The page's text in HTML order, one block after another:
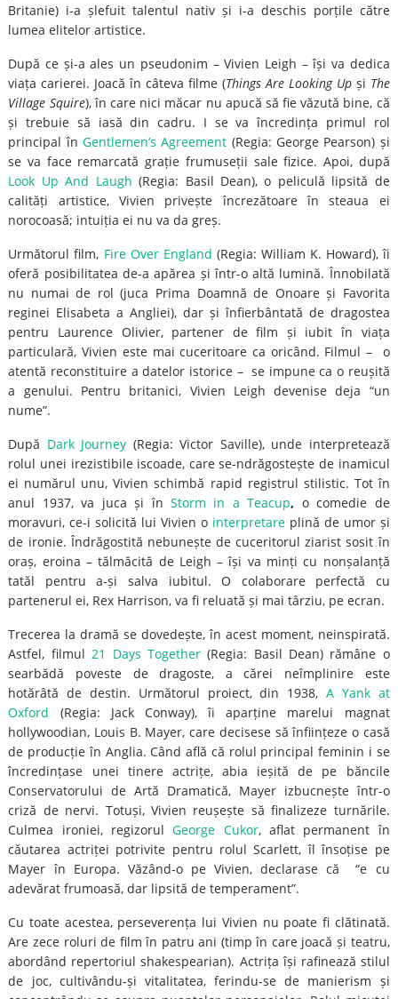
Britanie) i-a șlefuit talentul nativ și i-a deschis porțile către
lumea elitelor artistice.
După ce și-a ales un pseudonim – Vivien Leigh – își va dedica
viața carierei. Joacă în câteva filme (Things Are Looking Upși The
Village Squire), în care nici măcar nu apucă să fie văzută bine, că
și trebuie să iasă din cadru. I se va încredința primul rol
principal înGentlemen’s Agreement (Regia: George Pearson) și
se va face remarcată grație frumuseții sale fizice. Apoi, după
Look Up And Laugh (Regia: Basil Dean), o peliculă lipsită de
calități artistice, Vivien privește încrezătoare în steaua ei
norocoasă; intuiția ei nu va da greș.
Următorul film, Fire Over England (Regia: William K. Howard), îi
oferă posibilitatea de-a apărea și într-o altă lumină. Înnobilată
nu numai de rol (juca Prima Doamnă de Onoare și Favorita
reginei Elisabeta a Angliei), dar și înfierbântată de dragostea
pentru Laurence Olivier, partener de film și iubit în viața
particulară, Vivien este mai cuceritoare ca oricând. Filmul – o
atentă reconstituire a datelor istorice – se impune ca o reușită
a genului. Pentru britanici, Vivien Leigh devenise deja “un
nume”.
După Dark Journey (Regia: Victor Saville), unde interpretează
rolul unei irezistibile iscoade, care se-ndrăgostește de inamicul
ei numărul unu, Vivien schimbă rapid registrul stilistic. Tot în
anul 1937, va juca și în Storm in a Teacup, o comedie de
moravuri, ce-i solicită lui Vivien o interpretareplină de umor și
de ironie. Îndrăgostită nebunește de cuceritorul ziarist sosit în
oraș, eroina – tălmăcită de Leigh – își va minți cu nonșalanță
tatăl pentru a-și salva iubitul. O colaborare perfectă cu
partenerul ei, Rex Harrison, va fi reluată și mai târziu, pe ecran.
Trecerea la dramă se dovedește, în acest moment, neinspirată.
Astfel, filmul 21 Days Together(Regia: Basil Dean) rămâne o
searbădă poveste de dragoste, a cărei neîmplinire este
hotărâtă de destin. Următorul proiect, din 1938, A Yank at
Oxford (Regia: Jack Conway), îi aparține marelui magnat
hollywoodian, Louis B. Mayer, care decisese să înființeze o casă
de producție în Anglia. Când află că rolul principal feminin i se
încredințase unei tinere actrițe, abia ieșită de pe băncile
Conservatorului de Artă Dramatică, Mayer izbucnește într-o
criză de nervi. Totuși, Vivien reușește să finalizeze turnările.
Culmea ironiei, regizorulGeorge Cukor, aflat permanent în
căutarea actriței potrivite pentru rolul Scarlett, îl însoțise pe
Mayer în Europa. Văzând-o pe Vivien, declarase că “e cu
adevărat frumoasă, dar lipsită de temperament”.
Cu toate acestea, perseverența lui Vivien nu poate fi clătinată.
Are zece roluri de film în patru ani (timp în care joacă și teatru,
abordând repertoriul shakespearian). Actrița își rafinează stilul
de joc, cultivându-și vitalitatea, ferindu-se de manierism și